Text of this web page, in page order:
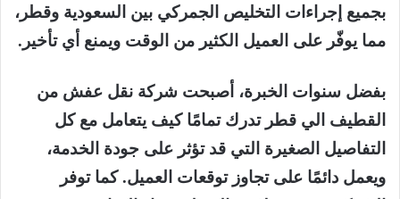
بجميع إجراءات التخليص الجمركي بين السعودية وقطر،
مما يوفّر على العميل الكثير من الوقت ويمنع أي تأخير.
بفضل سنوات الخبرة، أصبحت شركة نقل عفش من
القطيف الي قطر تدرك تمامًا كيف يتعامل مع كل
التفاصيل الصغيرة التي قد تؤثر على جودة الخدمة،
ويعمل دائمًا على تجاوز توقعات العميل. كما توفر